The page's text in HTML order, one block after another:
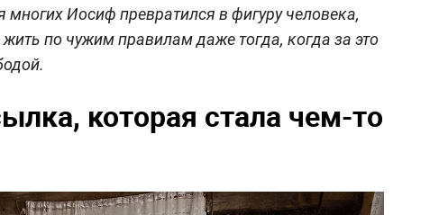
многих Иосиф превратился в фигуру человека,
по чужим правилам даже тогда, когда за это
которая стала чем-то